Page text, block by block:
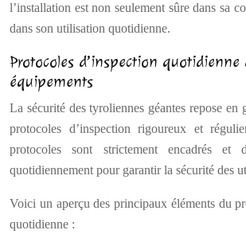
l’installation est non seulement sûre dans sa
dans son utilisation quotidienne.
Protocoles d’inspection quotidienne
équipements
La sécurité des tyroliennes géantes repose en
protocoles d’inspection rigoureux et
protocoles sont strictement encadrés et
quotidiennement pour garantir la sécurité des
Voici un aperçu des principaux éléments du
quotidienne :